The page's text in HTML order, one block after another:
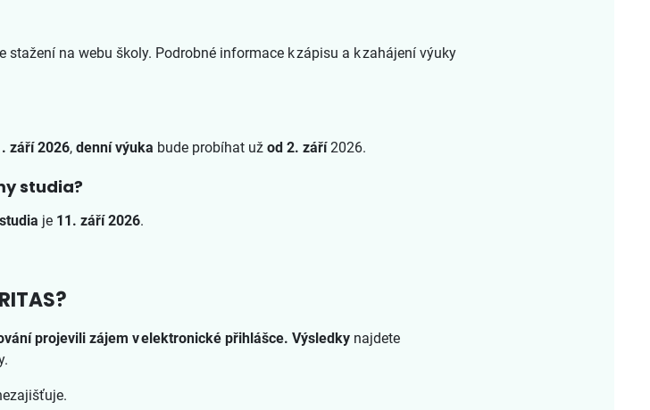
stažení na webu školy. Podrobné informace k zápisu a k zahájení výuky
září 2026, denní výuka bude probíhat už od 2. září2026.
studia?
je 11. září 2026.
projevili zájem v elektronické přihlášce. Výsledky najdete